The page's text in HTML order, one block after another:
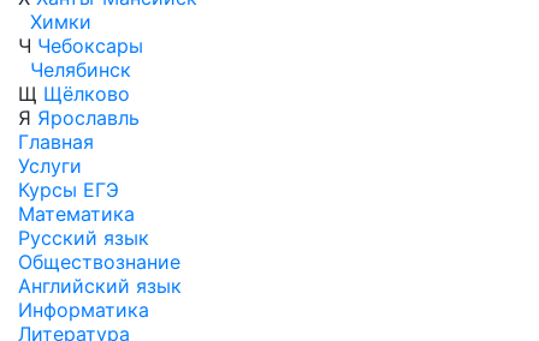
Химки
Ч Чебоксары
Челябинск
Щ Щёлково
Я Ярославль
Главная
Услуги
Курсы ЕГЭ
Математика
Русский язык
Обществознание
Английский язык
Информатика
Литература